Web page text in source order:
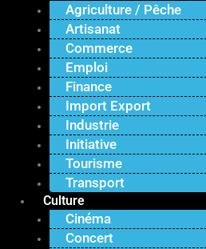
Agriculture / Pêche
Artisanat
Commerce
Emploi
Finance
Import Export
Industrie
Initiative
Tourisme
Transport
Culture
Cinéma
Concert